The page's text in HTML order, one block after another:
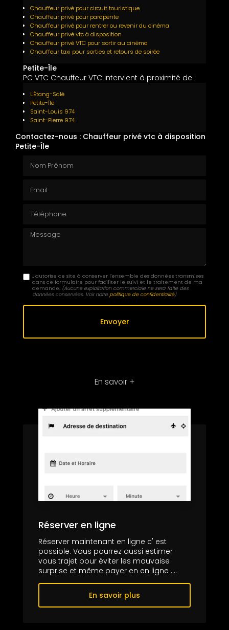
Chauffeur privé pour circuit touristique
Chauffeur privé pour parapente
Chauffeur privé pour rentrer ou revenir du cinéma
Chauffeur privé vtc à disposition
Chauffeur privé VTC pour sortir au cinéma
Chauffeur taxi pour sorties et retours de soirée
Petite-Île
PC VTC Chauffeur VTC intervient à proximité de :
L'Étang-Salé
Petite-Île
Saint-Louis 974
Saint-Pierre 974
Contactez-nous : Chauffeur privé vtc à disposition
Petite-Île
Message
J'autorise ce site à conserver l'ensemble des données transmises
dans ce formulaire pour faciliter le suivi et le traitement de ma
demande. (Aucune exploitation commerciale ne sera faite des
données conservées. Voir notrepolitique de confidentialité)
En savoir +
Réserver en ligne
Réserver maintenant en ligne c' est
possible. Vous pourrez aussi estimer
vous trajet pour éviter les mauvaise
surprise et même payer en en ligne ....
En savoir plus